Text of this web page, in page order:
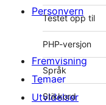
Testet opp til
PHP-versjon
Språk
Stikkord
Personvern
Fremvisning
Temaer
Utvidelser